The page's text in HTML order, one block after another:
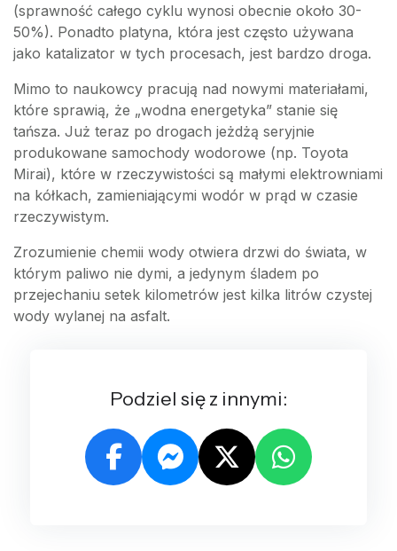
(sprawność całego cyklu wynosi obecnie około 30-
50%). Ponadto platyna, która jest często używana
jako katalizator w tych procesach, jest bardzo droga.
Mimo to naukowcy pracują nad nowymi materiałami,
które sprawią, że „wodna energetyka” stanie się
tańsza. Już teraz po drogach jeżdżą seryjnie
produkowane samochody wodorowe (np. Toyota
Mirai), które w rzeczywistości są małymi elektrowniami
na kółkach, zamieniającymi wodór w prąd w czasie
rzeczywistym.
Zrozumienie chemii wody otwiera drzwi do świata, w
którym paliwo nie dymi, a jedynym śladem po
przejechaniu setek kilometrów jest kilka litrów czystej
wody wylanej na asfalt.
Podziel się z innymi: